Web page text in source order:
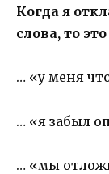
Когда я
слова, то
… «у меня
… «я забыл
… «мы